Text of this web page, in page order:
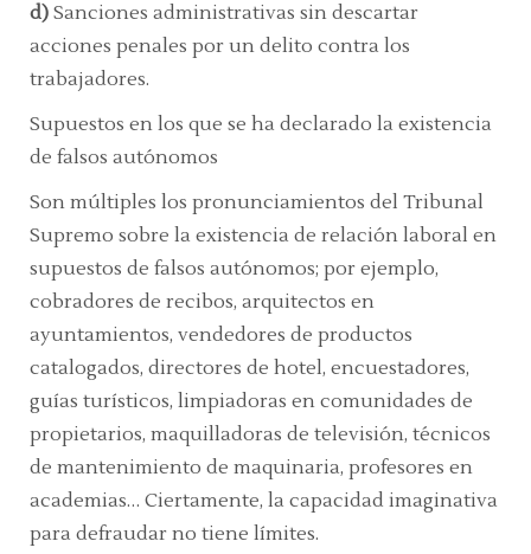
d) Sanciones administrativas sin descartar
acciones penales por un delito contra los
trabajadores.
Supuestos en los que se ha declarado la existencia
de falsos autónomos
Son múltiples los pronunciamientos del Tribunal
Supremo sobre la existencia de relación laboral en
supuestos de falsos autónomos; por ejemplo,
cobradores de recibos, arquitectos en
ayuntamientos, vendedores de productos
catalogados, directores de hotel, encuestadores,
guías turísticos, limpiadoras en comunidades de
propietarios, maquilladoras de televisión, técnicos
de mantenimiento de maquinaria, profesores en
academias… Ciertamente, la capacidad imaginativa
para defraudar no tiene límites.